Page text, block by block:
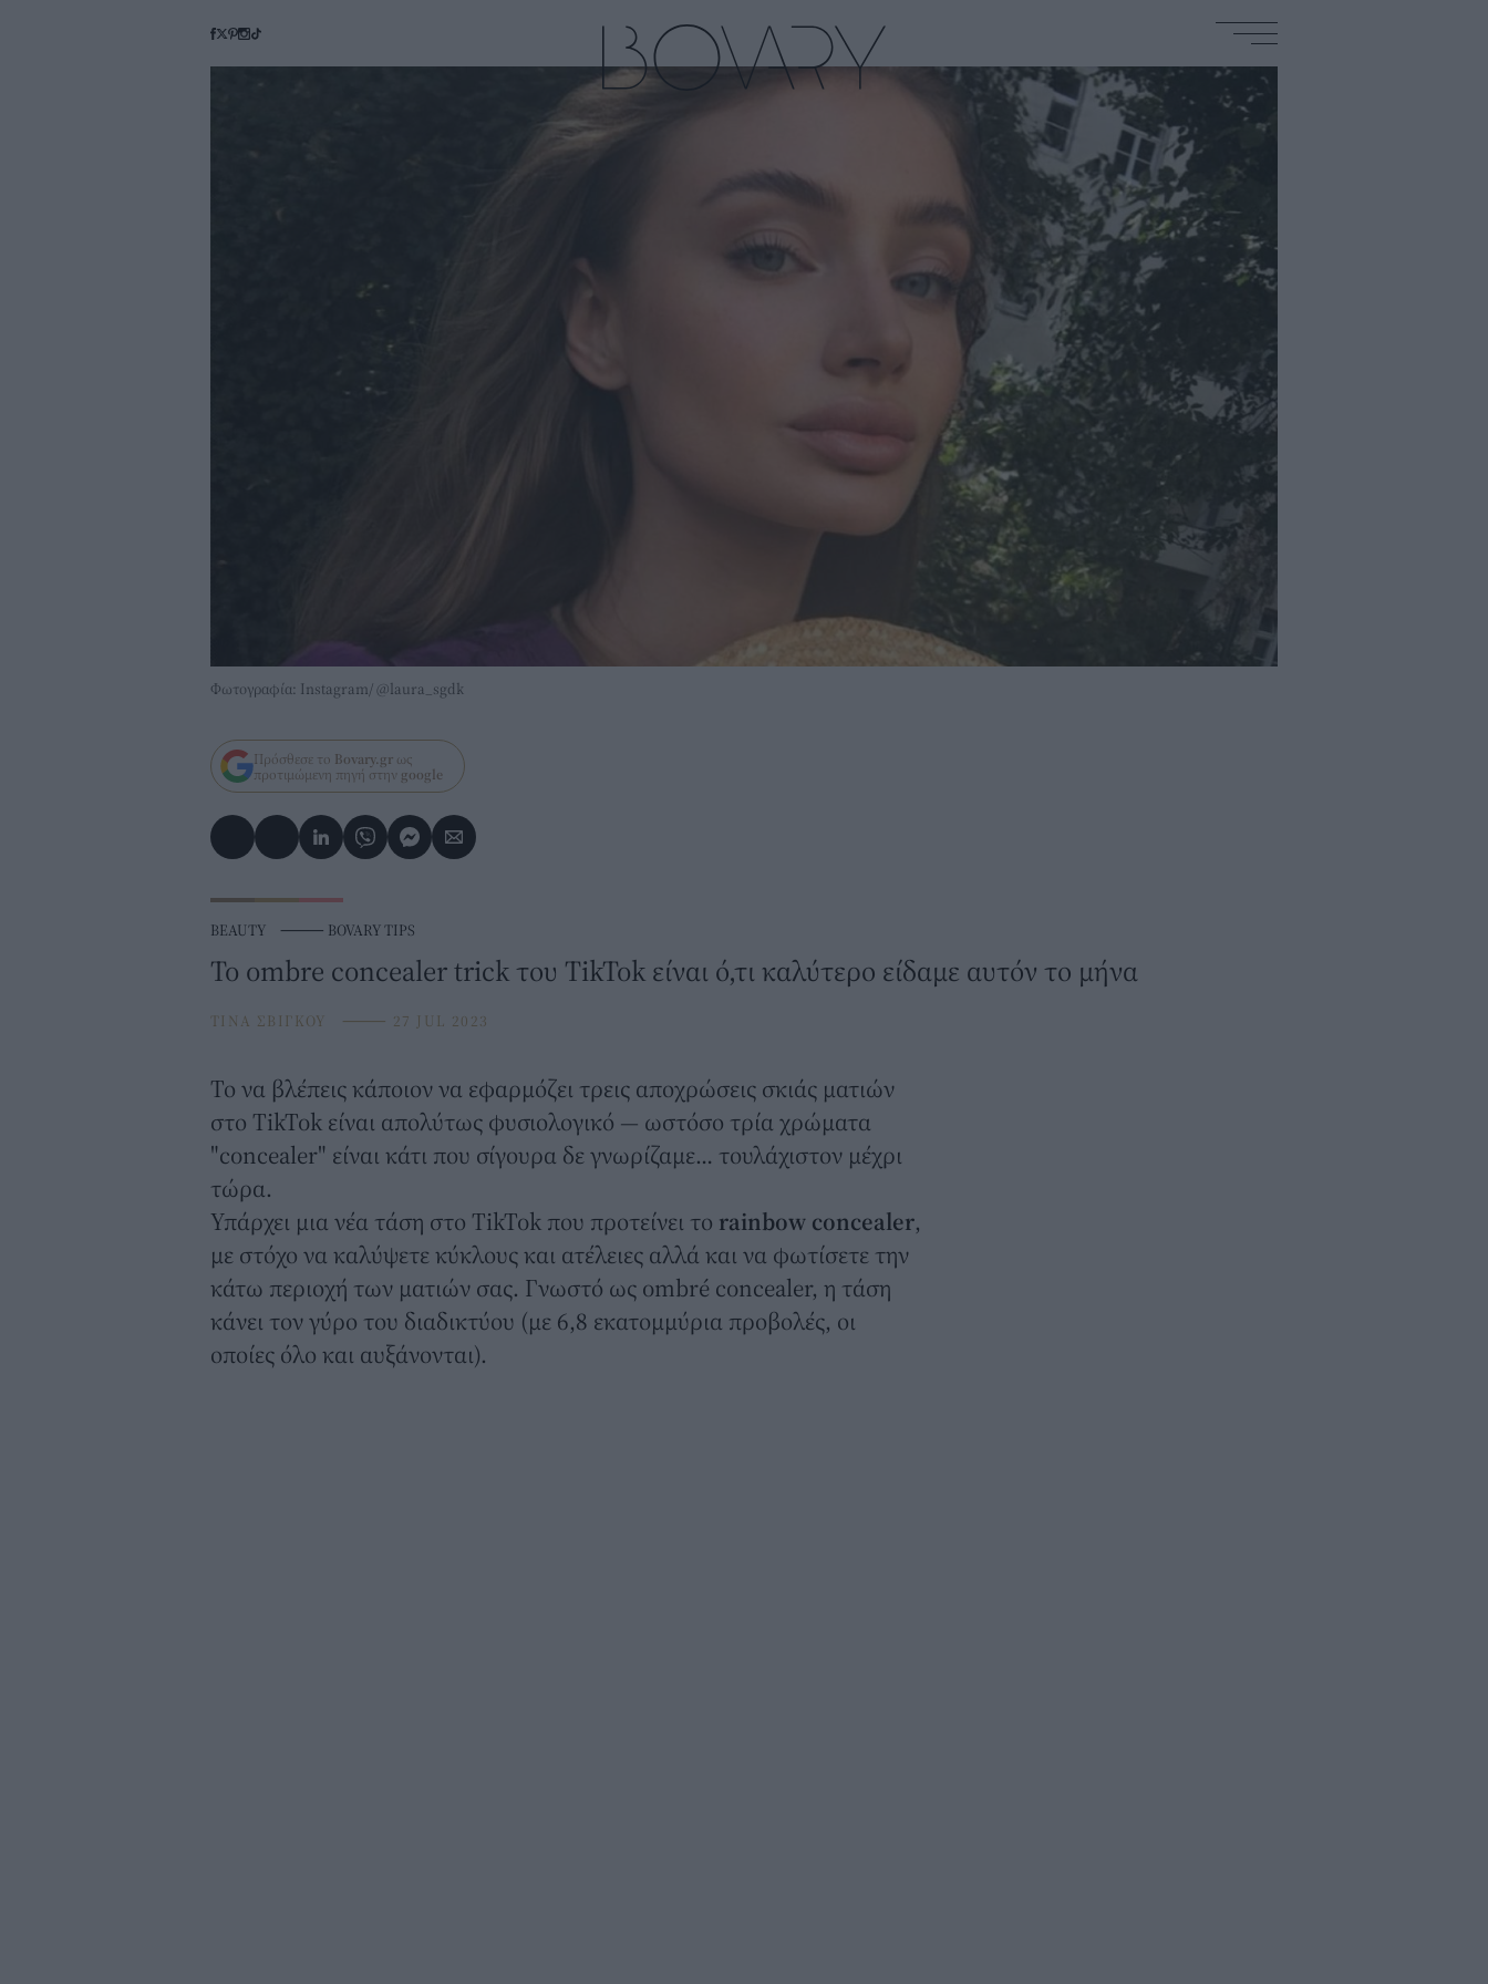
Φωτογραφία: Instagram/ @laura_sgdk
Πρόσθεσε το Bovary.gr ως
προτιμώμενη πηγή στην google
BEAUTY ⸻ BOVARY TIPS
To ombre concealer trick του TikTok είναι ό,τι καλύτερο είδαμε αυτόν το μήνα
ΤΙΝΑ ΣΒΙΓΚΟΥ ⸻ 27 JUL 2023
Το να βλέπεις κάποιον να εφαρμόζει τρεις αποχρώσεις σκιάς ματιών
στο TikTok είναι απολύτως φυσιολογικό — ωστόσο τρία χρώματα
"concealer" είναι κάτι που σίγουρα δε γνωρίζαμε… τουλάχιστον μέχρι
τώρα.
Υπάρχει μια νέα τάση στο TikTok που προτείνει το rainbow concealer,
με στόχο να καλύψετε κύκλους και ατέλειες αλλά και να φωτίσετε την
κάτω περιοχή των ματιών σας. Γνωστό ως ombré concealer, η τάση
κάνει τον γύρο του διαδικτύου (με 6,8 εκατομμύρια προβολές, οι
οποίες όλο και αυξάνονται).